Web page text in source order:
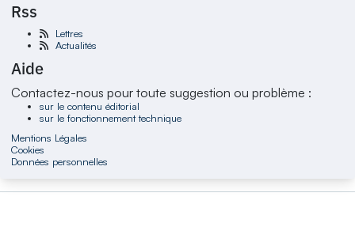
Rss
Lettres
Actualités
Aide
Contactez-nous pour toute suggestion ou problème :
sur le contenu éditorial
sur le fonctionnement technique
Mentions Légales
Cookies
Données personnelles